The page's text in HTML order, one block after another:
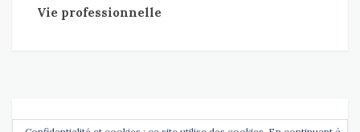
Vie professionnelle